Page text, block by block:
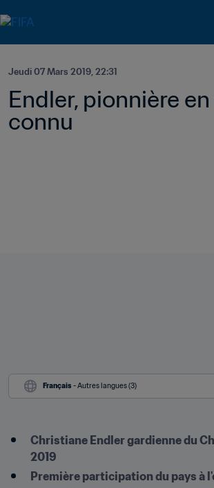
Jeudi 07 Mars 2019, 22:31
Endler, pionnière
connu
Français - Autres langues (3)
Christiane Endler gardienne du
2019
Première participation du pays à